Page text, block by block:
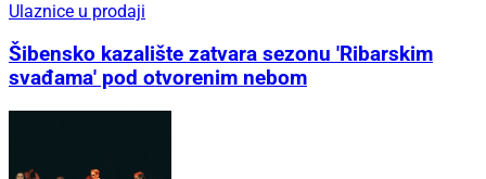
Ulaznice u prodaji
Šibensko kazalište zatvara sezonu 'Ribarskim
svađama' pod otvorenim nebom